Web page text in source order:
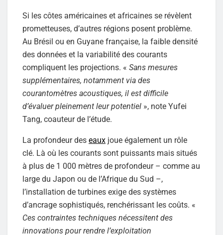
Si les côtes américaines et africaines se révèlent
prometteuses, d’autres régions posent problème.
Au Brésil ou en Guyane française, la faible densité
des données et la variabilité des courants
compliquent les projections. « Sans mesures
supplémentaires, notamment via des
courantomètres acoustiques, il est difficile
d’évaluer pleinement leur potentiel », note Yufei
Tang, coauteur de l’étude.
La profondeur des eaux joue également un rôle
clé. Là où les courants sont puissants mais situés
à plus de 1 000 mètres de profondeur – comme au
large du Japon ou de l’Afrique du Sud –,
l’installation de turbines exige des systèmes
d’ancrage sophistiqués, renchérissant les coûts. «
Ces contraintes techniques nécessitent des
innovations pour rendre l’exploitation